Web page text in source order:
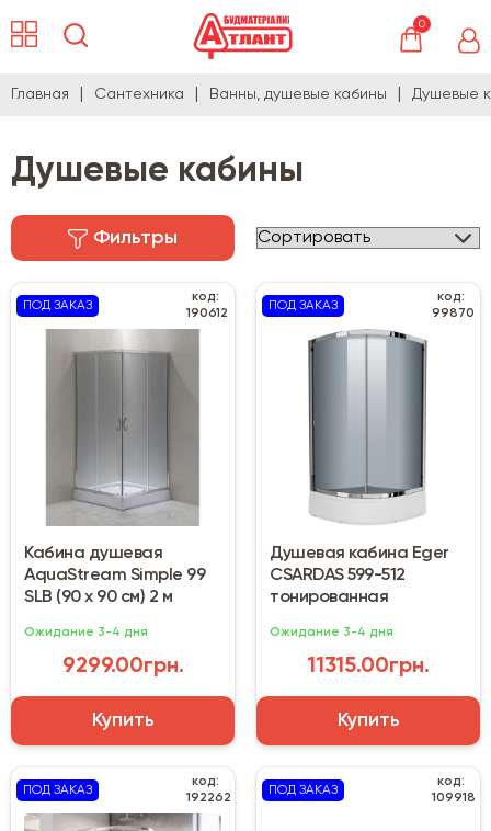
0
Главная Сантехника Ванны, душевые кабины Душевые
Душевые кабины
Фильтры
ПОД ЗАКАЗ
код:
190612
Кабина душевая
AquaStream Simple 99
SLB (90 х 90 см) 2 м
Ожидание 3-4 дня
9299.00грн.
Купить
ПОД ЗАКАЗ
код:
99870
Душевая кабина Eger
CSARDAS 599-512
тонированная
Ожидание 3-4 дня
11315.00грн.
Купить
ПОД ЗАКАЗ
код:
192262
ПОД ЗАКАЗ
код:
109918